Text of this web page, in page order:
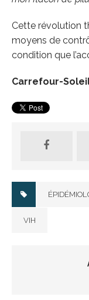
Cette révolution
moyens de
condition que
Carrefour-
VIH